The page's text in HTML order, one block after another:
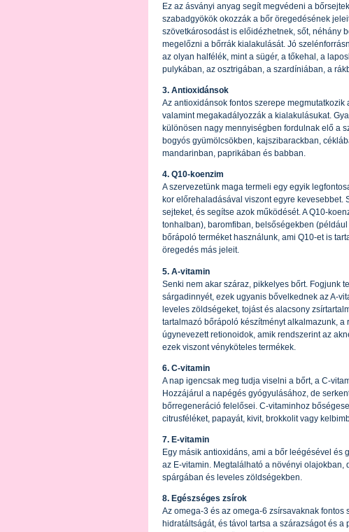
Ez az ásványi anyag segít megvédeni a
szabadgyökök okozzák a bőr öregedésének
szövetkárosodást is előidézhetnek, sőt, néhány
megelőzni a bőrrák kialakulását. Jó
az olyan halfélék, mint a sügér, a tőkehal, a
pulykában, az osztrigában, a szardíniában, a
3. Antioxidánsok
Az antioxidánsok fontos szerepe
valamint megakadályozzák a kialakulásukat.
különösen nagy mennyiségben fordulnak elő a
bogyós gyümölcsökben, kajszibarackban,
mandarinban, paprikában és babban.
4. Q10-koenzim
A szervezetünk maga termeli egy egyik
kor előrehaladásával viszont egyre
sejteket, és segítse azok működését. A Q10-
tonhalban), baromfiban, belsőségekben
bőrápoló terméket használunk, ami Q10-et is
öregedés más jeleit.
5. A-vitamin
Senki nem akar száraz, pikkelyes bőrt. Fogjunk
sárgadinnyét, ezek ugyanis bővelkednek az A-
leveles zöldségeket, tojást és alacsony
tartalmazó bőrápoló készítményt alkalmazunk,
úgynevezett retionoidok, amik rendszerint az
ezek viszont vényköteles termékek.
6. C-vitamin
A nap igencsak meg tudja viselni a bőrt, a C-
Hozzájárul a napégés gyógyulásához, de
bőrregeneráció felelősei. C-vitaminhoz
citrusféléket, papayát, kivit, brokkolit vagy
7. E-vitamin
Egy másik antioxidáns, ami a bőr leégésével
az E-vitamin. Megtalálható a növényi
spárgában és leveles zöldségekben.
8. Egészséges zsírok
Az omega-3 és az omega-6 zsírsavaknak
hidratáltságát, és távol tartsa a szárazságot és